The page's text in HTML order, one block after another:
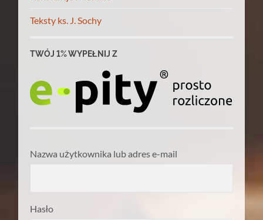
Teksty ks. J. Sochy
TWÓJ 1% WYPEŁNIJ Z
Nazwa użytkownika lub adres e-mail
Hasło